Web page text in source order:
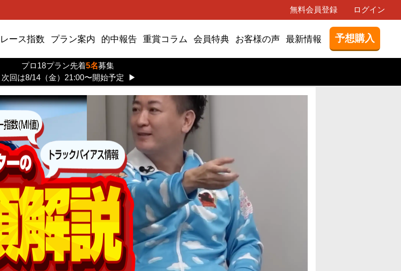
無料会員登録 ログイン
レース指数 プラン案内 的中報告 重賞コラム 会員特典 お客様の声 最新情報 予想購入
プロ18プラン先着5名募集
次回は8/14（金）21:00〜開始予定
▶